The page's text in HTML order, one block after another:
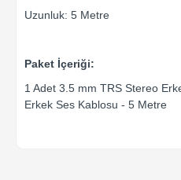
Uzunluk: 5 Metre
Paket İçeriği:
1 Adet 3.5 mm TRS Stereo
Erkek Ses Kablosu - 5 Metre